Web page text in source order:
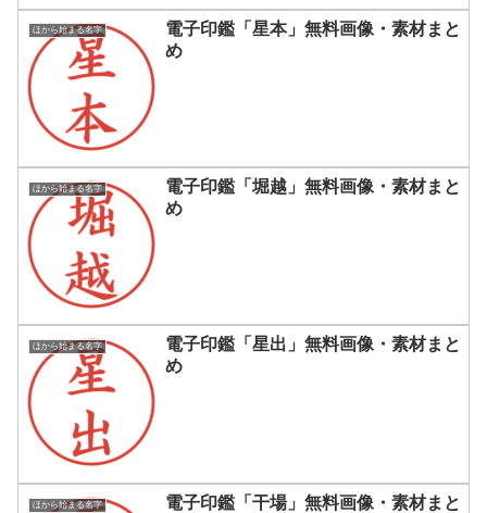
ほから始まる名字
電子印鑑「星本」無料画像・素材まと
め
ほから始まる名字
電子印鑑「堀越」無料画像・素材まと
め
ほから始まる名字
電子印鑑「星出」無料画像・素材まと
め
ほから始まる名字
電子印鑑「干場」無料画像・素材まと